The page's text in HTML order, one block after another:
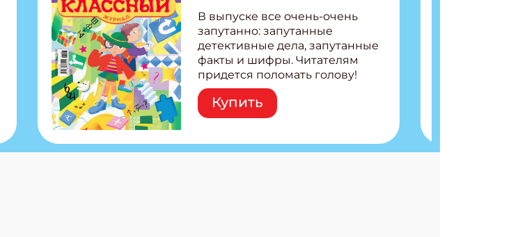
В выпуске все очень-очень
запутанно: запутанные
детективные дела, запутанные
факты и шифры. Читателям
придется поломать голову!
Внутри: Шифры и
расшифровки Плетем
запутанные поделки
Ищем коды 3 комикса
Купить